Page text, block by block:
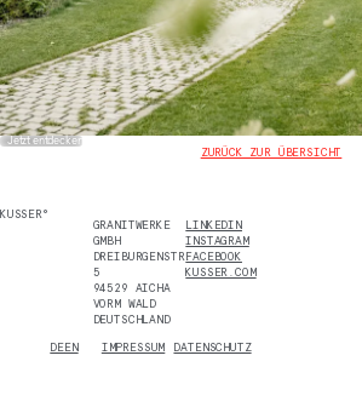
Jetzt entdecken
ZURÜCK ZUR ÜBERSICHT
KUSSER°
GRANITWERKE
GMBH
DREIBURGENSTR.
5
94529 AICHA
VORM WALD
DEUTSCHLAND
LINKEDIN
INSTAGRAM
FACEBOOK
KUSSER.COM
DEEN IMPRESSUM DATENSCHUTZ